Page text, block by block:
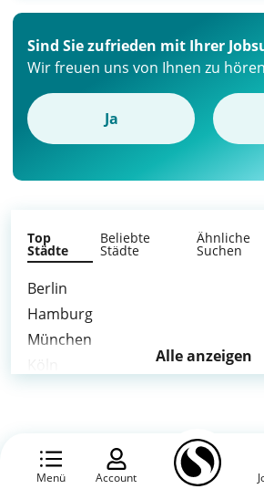
Menü Account
Sind Sie zufrieden mit Ihrer
Wir freuen uns von Ihnen zu
Ja
Top
Städte
Beliebte
Städte
Ähnliche
Suchen
Berlin
Hamburg
München
Leipzig
Alle anzeigen